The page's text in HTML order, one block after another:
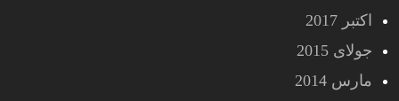
اکتبر 2017
جولای 2015
مارس 2014